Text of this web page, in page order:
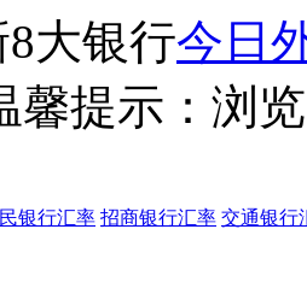
大银行今日
馨提示：浏
银行汇率 招商银行汇率 交通银行